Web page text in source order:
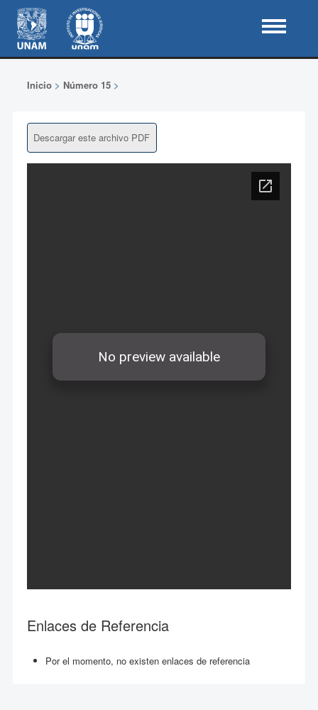
Inicio> Número 15>
Descargar este archivo PDF
Enlaces de Referencia
Por el momento, no existen enlaces de referencia